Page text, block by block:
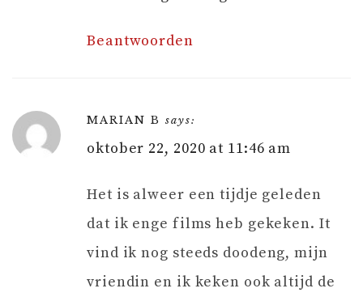
Beantwoorden
MARIAN B says:
oktober 22, 2020 at 11:46 am
Het is alweer een tijdje geleden
dat ik enge films heb gekeken. It
vind ik nog steeds doodeng, mijn
vriendin en ik keken ook altijd de